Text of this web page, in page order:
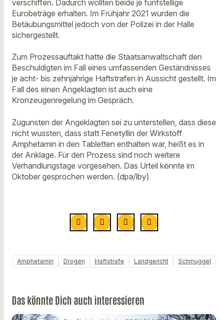
verschiffen. Dadurch wollten beide je fünfstellige
Eurobeträge erhalten. Im Frühjahr 2021 wurden die
Betäubungsmittel jedoch von der Polizei in der Halle
sichergestellt.
Zum Prozessauftakt hatte die Staatsanwaltschaft den
Beschuldigten im Fall eines umfassenden Geständnisses
je acht- bis zehnjährige Haftstrafen in Aussicht gestellt. Im
Fall des einen Angeklagten ist auch eine
Kronzeugenregelung im Gespräch.
Zugunsten der Angeklagten sei zu unterstellen, dass diese
nicht wussten, dass statt Fenetyllin der Wirkstoff
Amphetamin in den Tabletten enthalten war, heißt es in
der Anklage. Für den Prozess sind noch weitere
Verhandlungstage vorgesehen. Das Urteil könnte im
Oktober gesprochen werden. (dpa/lby)
Amphetamin Drogen Haftstrafe Landgericht Schmuggel
Das könnte Dich auch interessieren